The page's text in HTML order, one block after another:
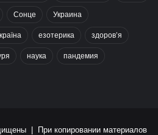
Сонце Украина
езотерика здоров’я
наука пандемия
| При копировании материалов